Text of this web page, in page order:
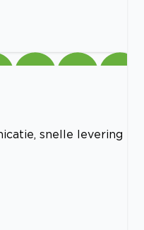
snelle levering